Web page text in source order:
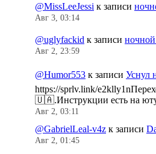
@MissLeeJessi к записи
Авг 3, 03:14
@uglyfackid к записи
Авг 2, 23:59
@Humor553 к записи Уснул
https://sprlv.link/
🇺🇦.Инструкции есть на
Авг 2, 03:11
@GabrielLeal-v4z к записи
Авг 2, 01:45